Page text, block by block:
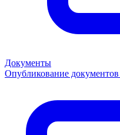
Документы
Опубликование